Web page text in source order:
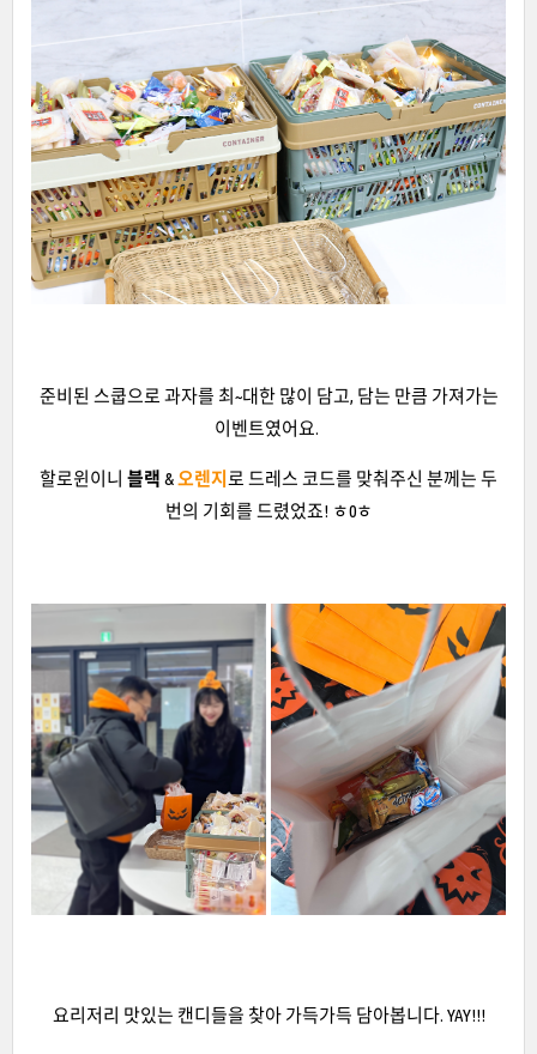
준비된 스쿱으로 과자를 최~대한 많이 담고, 담는 만큼 가져가는
이벤트였어요.
할로윈이니 블랙 &오렌지 로 드레스 코드를 맞춰주신 분께는 두
번의 기회를 드렸었죠! ㅎ0ㅎ
요리저리 맛있는 캔디들을 찾아 가득가득 담아봅니다. YAY!!!